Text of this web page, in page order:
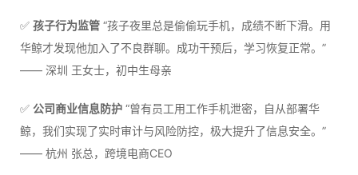
✅ 孩子行为监管 “孩子夜里总是偷偷玩手机，成绩不断下滑。用
华鲸才发现他加入了不良群聊。成功干预后，学习恢复正常。”
—— 深圳 王女士，初中生母亲
✅ 公司商业信息防护 “曾有员工用工作手机泄密，自从部署华
鲸，我们实现了实时审计与风险防控，极大提升了信息安全。”
—— 杭州 张总，跨境电商CEO